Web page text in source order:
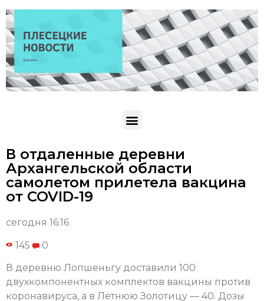
В отдаленные деревни
Архангельской области
самолетом прилетела вакцина
от COVID-19
сегодня 16:16
145 0
В деревню Лопшеньгу доставили 100
двухкомпонентных комплектов вакцины против
коронавируса, а в Летнюю Золотицу — 40. Дозы